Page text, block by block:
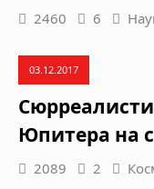
2460 6
03.12.2017
Юпитера на
2089 2